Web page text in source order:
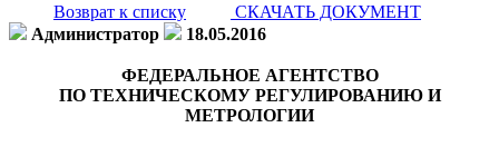
Возврат к списку
СКАЧАТЬ ДОКУМЕНТ
Администратор
18.05.2016
ФЕДЕРАЛЬНОЕ АГЕНТСТВО
ПО ТЕХНИЧЕСКОМУ РЕГУЛИРОВАНИЮ И
МЕТРОЛОГИИ